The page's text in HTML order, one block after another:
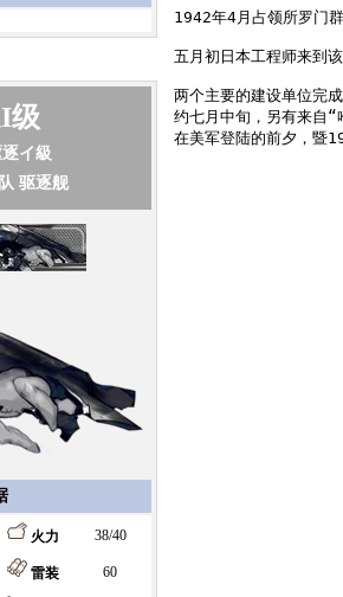
级
イ級
驱逐舰
火力 38/40
雷装 60
1942年4月占领所罗门
五月初日本工程师来到
两个主要的建设单位完
约七月中旬，另有来自